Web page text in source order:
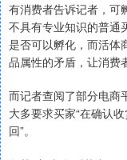
有消费者告诉记者，可
不具有专业知识的普通
是否可以孵化，而活体
品属性的矛盾，让消费
而记者查阅了部分电商
大多要求买家“在确认
回”。